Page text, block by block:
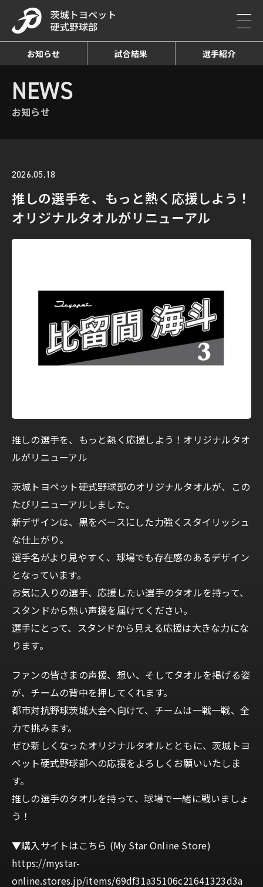
お知らせ 試合結果 選手紹介
HOME お知らせ詳細
NEWS
お知らせ
2026.05.18
推しの選手を、もっと熱く応援しよう！
オリジナルタオルがリニューアル
推しの選手を、もっと熱く応援しよう！オリジナルタオ
ルがリニューアル
茨城トヨペット硬式野球部のオリジナルタオルが、この
たびリニューアルしました。
新デザインは、黒をベースにした力強くスタイリッシュ
な仕上がり。
選手名がより見やすく、球場でも存在感のあるデザイン
となっています。
お気に入りの選手、応援したい選手のタオルを持って、
スタンドから熱い声援を届けてください。
選手にとって、スタンドから見える応援は大きな力にな
ります。
ファンの皆さまの声援、想い、そしてタオルを掲げる姿
が、チームの背中を押してくれます。
都市対抗野球茨城大会へ向けて、チームは一戦一戦、全
力で挑みます。
ぜひ新しくなったオリジナルタオルとともに、茨城トヨ
ペット硬式野球部への応援をよろしくお願いいたしま
す。
推しの選手のタオルを持って、球場で一緒に戦いましょ
う！
▼購入サイトはこちら (My Star Online Store)
https://mystar-
online.stores.jp/items/69df31a35106c21641323d3a